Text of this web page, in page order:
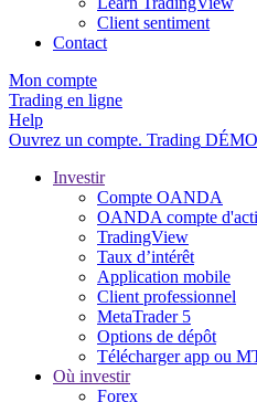
Client sentiment
Contact
Mon compte
Trading en ligne
Help
Ouvrez un compte. Trading DÉMO
Investir
Compte OANDA
OANDA compte
TradingView
Taux d’intérêt
Application mobile
Client professionnel
MetaTrader 5
Options de dépôt
Télécharger app ou
Où investir
Forex